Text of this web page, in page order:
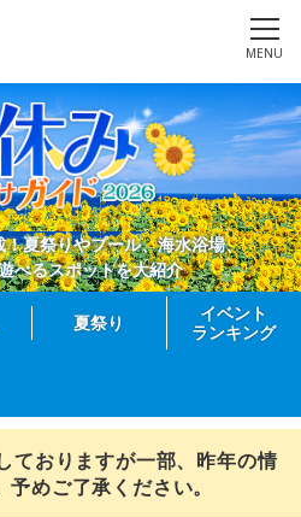
MENU
夏祭りやプール、海水浴場、
べるスポットを大紹介
夏祭り
イベント
ランキング
ておりますが一部、昨年の情
めご了承ください。